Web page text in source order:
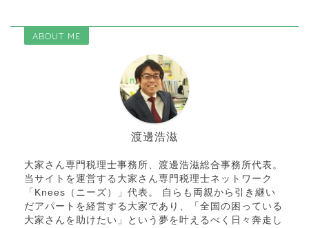
ABOUT ME
渡邊浩滋
大家さん専門税理士事務所、渡邊浩滋総合事務所代表。
当サイトを運営する大家さん専門税理士ネットワーク
「Knees（ニーズ）」代表。 自らも両親から引き継い
だアパートを経営する大家であり、「全国の困っている
大家さんを助けたい」という夢を叶えるべく日々奔走し